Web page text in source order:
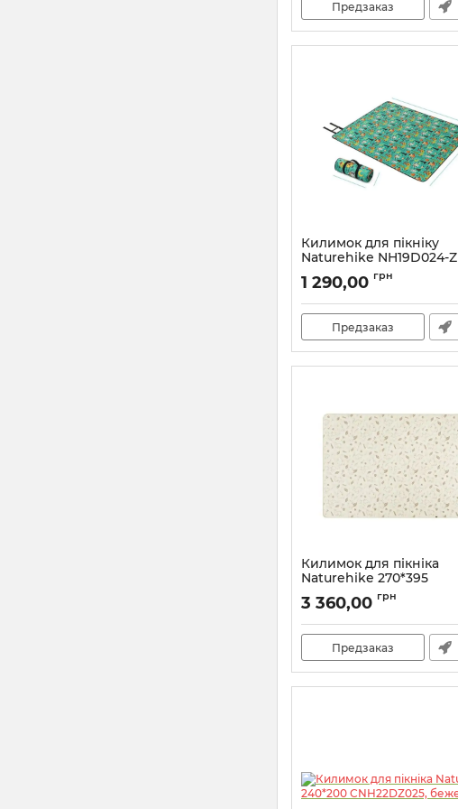
Предзаказ
Килимок для пікніку
Naturehike NH19D024-Z
200*180 cм, зелений ліс
Артикул:7_65499
1 290,00 грн
Предзаказ
Килимок для пікніка
Naturehike 270*395
CNH22DZ025, бежевий
принт
Артикул:7_65460
3 360,00 грн
Предзаказ